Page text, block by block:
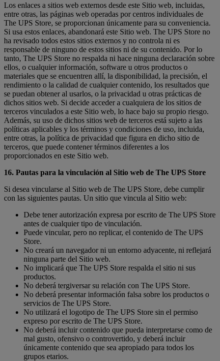
Los enlaces a sitios web externos desde este Sitio web, incluidas,
entre otras, las páginas web operadas por centros individuales de
The UPS Store, se proporcionan únicamente para su conveniencia.
Si usa estos enlaces, abandonará este Sitio web. The UPS Store no
ha revisado todos estos sitios externos y no controla ni es
responsable de ninguno de estos sitios ni de su contenido. Por lo
tanto, The UPS Store no respalda ni hace ninguna declaración sobre
ellos, o cualquier información, software u otros productos o
materiales que se encuentren allí, la disponibilidad, la precisión, el
rendimiento o la calidad de cualquier contenido, los resultados que
se puedan obtener al usarlos, o la privacidad u otras prácticas de
dichos sitios web. Si decide acceder a cualquiera de los sitios de
terceros vinculados a este Sitio web, lo hace bajo su propio riesgo.
Además, su uso de dichos sitios web de terceros está sujeto a las
políticas aplicables y los términos y condiciones de uso, incluida,
entre otras, la política de privacidad que figura en dicho sitio de
terceros, que puede contener términos diferentes a los
proporcionados en este Sitio web.
16. Pautas para la vinculación al Sitio web de The UPS Store
Si desea vincularse al Sitio web de The UPS Store, debe cumplir
con las siguientes pautas. Un sitio que vincula al Sitio web:
Debe tener autorización expresa por escrito de The UPS Store
antes de cualquier tipo de vinculación.
Puede vincular, pero no replicar, el contenido de The UPS
Store.
No creará un navegador ni un entorno adyacente, ni reflejará
ninguna parte del Sitio web.
No implicará que The UPS Store respalda el sitio ni sus
productos.
No deberá tergiversar su relación con The UPS Store.
No deberá presentar información falsa sobre los productos o
servicios de The UPS Store.
No utilizará el logotipo de The UPS Store sin el permiso
expreso por escrito de The UPS Store.
No deberá incluir contenido que pueda interpretarse como de
mal gusto, ofensivo o controvertido, y deberá incluir
únicamente contenido que sea apropiado para todos los
grupos etarios.